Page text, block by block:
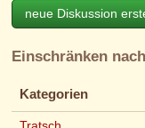
neue Diskussion
Einschränken
Kategorien
Tratsch